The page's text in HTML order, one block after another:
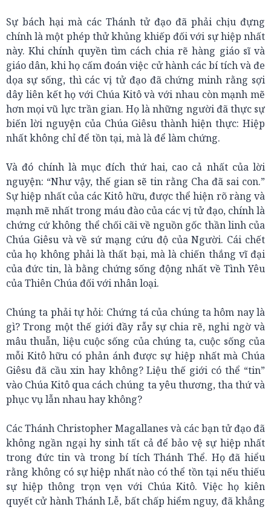
Sự bách hại mà các Thánh tử đạo đã phải chịu đựng
chính là một phép thử khủng khiếp đối với sự hiệp nhất
này. Khi chính quyền tìm cách chia rẽ hàng giáo sĩ và
giáo dân, khi họ cấm đoán việc cử hành các bí tích và đe
dọa sự sống, thì các vị tử đạo đã chứng minh rằng sợi
dây liên kết họ với Chúa Kitô và với nhau còn mạnh mẽ
hơn mọi vũ lực trần gian. Họ là những người đã thực sự
biến lời nguyện của Chúa Giêsu thành hiện thực: Hiệp
nhất không chỉ để tồn tại, mà là để làm chứng.
Và đó chính là mục đích thứ hai, cao cả nhất của lời
nguyện: “Như vậy, thế gian sẽ tin rằng Cha đã sai con.”
Sự hiệp nhất của các Kitô hữu, được thể hiện rõ ràng và
mạnh mẽ nhất trong máu đào của các vị tử đạo, chính là
chứng cứ không thể chối cãi về nguồn gốc thần linh của
Chúa Giêsu và về sứ mạng cứu độ của Người. Cái chết
của họ không phải là thất bại, mà là chiến thắng vĩ đại
của đức tin, là bằng chứng sống động nhất về Tình Yêu
của Thiên Chúa đối với nhân loại.
Chúng ta phải tự hỏi: Chứng tá của chúng ta hôm nay là
gì? Trong một thế giới đầy rẫy sự chia rẽ, nghi ngờ và
mâu thuẫn, liệu cuộc sống của chúng ta, cuộc sống của
mỗi Kitô hữu có phản ánh được sự hiệp nhất mà Chúa
Giêsu đã cầu xin hay không? Liệu thế giới có thể “tin”
vào Chúa Kitô qua cách chúng ta yêu thương, tha thứ và
phục vụ lẫn nhau hay không?
Các Thánh Christopher Magallanes và các bạn tử đạo đã
không ngần ngại hy sinh tất cả để bảo vệ sự hiệp nhất
trong đức tin và trong bí tích Thánh Thể. Họ đã hiểu
rằng không có sự hiệp nhất nào có thể tồn tại nếu thiếu
sự hiệp thông trọn vẹn với Chúa Kitô. Việc họ kiên
quyết cử hành Thánh Lễ, bất chấp hiểm nguy, đã khẳng